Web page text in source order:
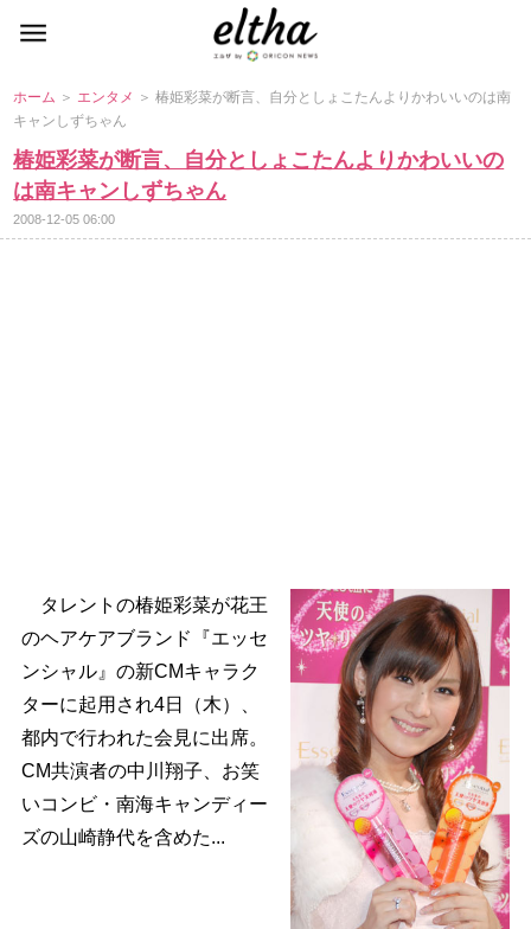
ホーム ＞ エンタメ ＞ 椿姫彩菜が断言、自分としょこたんよりかわいいのは南
キャンしずちゃん
椿姫彩菜が断言、自分としょこたんよりかわいいの
は南キャンしずちゃん
2008-12-05 06:00
タレントの椿姫彩菜が花王
のヘアケアブランド『エッセ
ンシャル』の新CMキャラク
ターに起用され4日（木）、
都内で行われた会見に出席。
CM共演者の中川翔子、お笑
いコンビ・南海キャンディー
ズの山崎静代を含めた...